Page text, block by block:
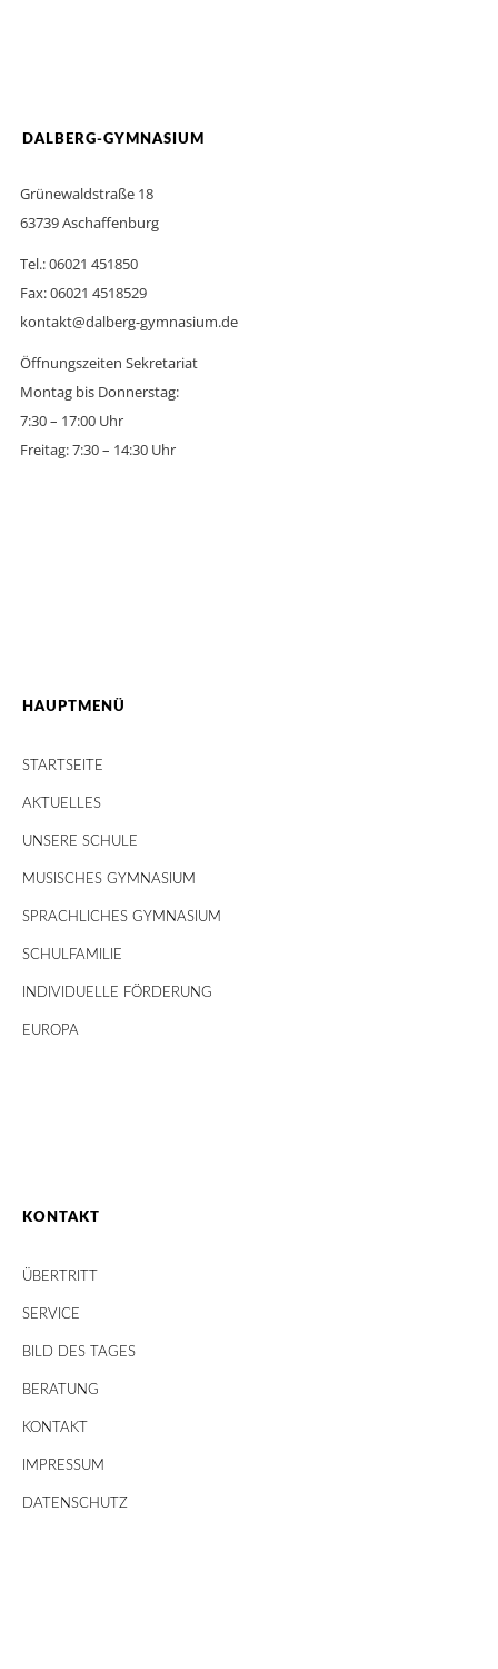
DALBERG-GYMNASIUM
Grünewaldstraße 18
63739 Aschaffenburg
Tel.: 06021 451850
Fax: 06021 4518529
kontakt@dalberg-gymnasium.de
Öffnungszeiten Sekretariat
Montag bis Donnerstag:
7:30 – 17:00 Uhr
Freitag: 7:30 – 14:30 Uhr
HAUPTMENÜ
STARTSEITE
AKTUELLES
UNSERE SCHULE
MUSISCHES GYMNASIUM
SPRACHLICHES GYMNASIUM
SCHULFAMILIE
INDIVIDUELLE FÖRDERUNG
EUROPA
KONTAKT
ÜBERTRITT
SERVICE
BILD DES TAGES
BERATUNG
KONTAKT
IMPRESSUM
DATENSCHUTZ